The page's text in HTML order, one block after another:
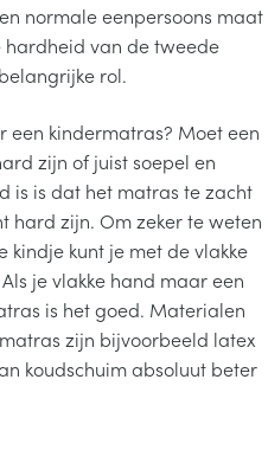
normale eenpersoons maat
hardheid van de tweede
rol.
een kindermatras? Moet een
zijn of juist soepel en
is is dat het matras te zacht
hard zijn. Om zeker te weten
kindje kunt je met de vlakke
je vlakke hand maar een
is het goed. Materialen
zijn bijvoorbeeld latex
koudschuim absoluut beter